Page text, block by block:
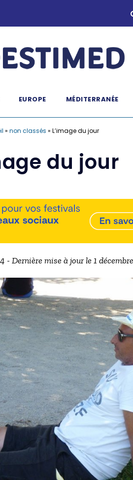
EUROPE MÉDITERRANÉE
» non classés » L’image du jour
du jour
- Dernière mise à jour le 1